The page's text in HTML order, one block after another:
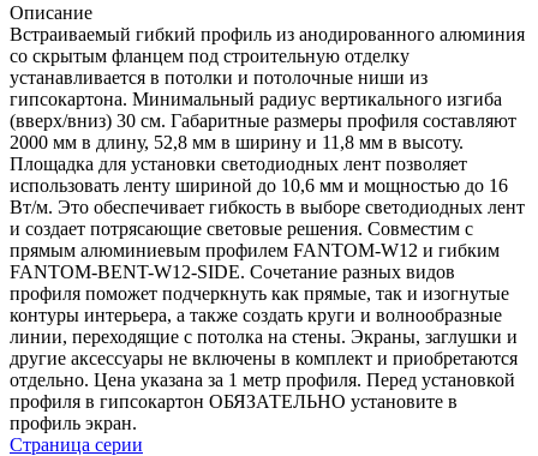
Описание
Встраиваемый гибкий профиль из анодированного алюминия
со скрытым фланцем под строительную отделку
устанавливается в потолки и потолочные ниши из
гипсокартона. Минимальный радиус вертикального изгиба
(вверх/вниз) 30 см. Габаритные размеры профиля составляют
2000 мм в длину, 52,8 мм в ширину и 11,8 мм в высоту.
Площадка для установки светодиодных лент позволяет
использовать ленту шириной до 10,6 мм и мощностью до 16
Вт/м. Это обеспечивает гибкость в выборе светодиодных лент
и создает потрясающие световые решения. Совместим с
прямым алюминиевым профилем FANTOM-W12 и гибким
FANTOM-BENT-W12-SIDE. Сочетание разных видов
профиля поможет подчеркнуть как прямые, так и изогнутые
контуры интерьера, а также создать круги и волнообразные
линии, переходящие с потолка на стены. Экраны, заглушки и
другие аксессуары не включены в комплект и приобретаются
отдельно. Цена указана за 1 метр профиля. Перед установкой
профиля в гипсокартон ОБЯЗАТЕЛЬНО установите в
профиль экран.
Страница серии